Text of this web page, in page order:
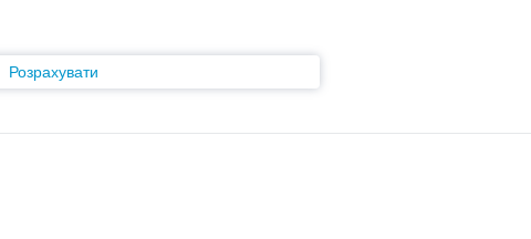
Розрахувати